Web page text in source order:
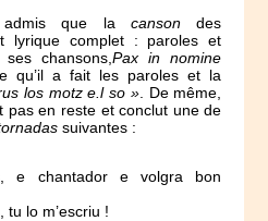
admis que la canson des
lyrique complet : paroles et
chansons,Pax in nomine
qu’il a fait les paroles et la
los motz e.l so ». De même,
pas en reste et conclut une de
suivantes :
e chantador e volgra bon
tu lo m’escriu !